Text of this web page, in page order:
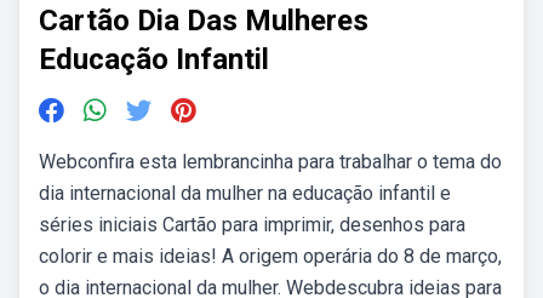
Cartão Dia Das Mulheres
Educação Infantil
Webconfira esta lembrancinha para trabalhar o tema do
dia internacional da mulher na educação infantil e
séries iniciais Cartão para imprimir, desenhos para
colorir e mais ideias! A origem operária do 8 de março,
o dia internacional da mulher. Webdescubra ideias para